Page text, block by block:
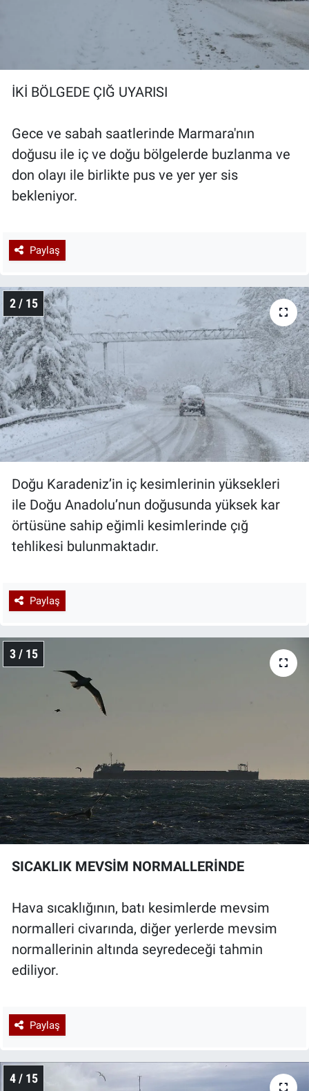
İKİ BÖLGEDE ÇIĞ UYARISI
Gece ve sabah saatlerinde Marmara'nın
doğusu ile iç ve doğu bölgelerde buzlanma ve
don olayı ile birlikte pus ve yer yer sis
bekleniyor.
Paylaş
2 / 15
Doğu Karadeniz’in iç kesimlerinin yüksekleri
ile Doğu Anadolu’nun doğusunda yüksek kar
örtüsüne sahip eğimli kesimlerinde çığ
tehlikesi bulunmaktadır.
Paylaş
3 / 15
SICAKLIK MEVSİM NORMALLERİNDE
Hava sıcaklığının, batı kesimlerde mevsim
normalleri civarında, diğer yerlerde mevsim
normallerinin altında seyredeceği tahmin
ediliyor.
Paylaş
4 / 15